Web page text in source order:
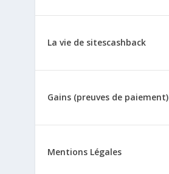
La vie de sitescashback
Gains (preuves de paiement)
Mentions Légales